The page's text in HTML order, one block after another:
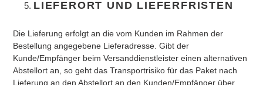
LIEFERORT UND LIEFERFRISTEN
Die Lieferung erfolgt an die vom Kunden im Rahmen der
Bestellung angegebene Lieferadresse. Gibt der
Kunde/Empfänger beim Versanddienstleister einen alternativen
Abstellort an, so geht das Transportrisiko für das Paket nach
Lieferung an den Abstellort an den Kunden/Empfänger über.